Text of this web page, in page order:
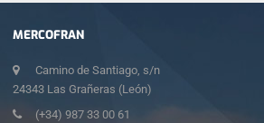
MERCOFRAN
Camino de Santiago, s/n
24343 Las Grañeras (León)
(+34) 987 33 00 61